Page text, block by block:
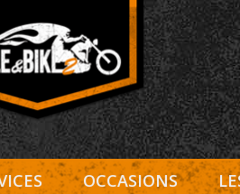
et Bike
Davidson, préparation et custom,
OCCASIONS